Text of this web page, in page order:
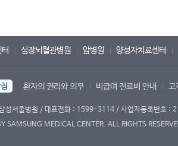
심장뇌혈관병원 암병원 양성자치료센터
환자의 권리와 의무 비급여 진료비 안내 고
성서울병원 / 대표전화 : 1599-3114 / 사업자등록번호
MEDICAL CENTER. ALL RIGHTS